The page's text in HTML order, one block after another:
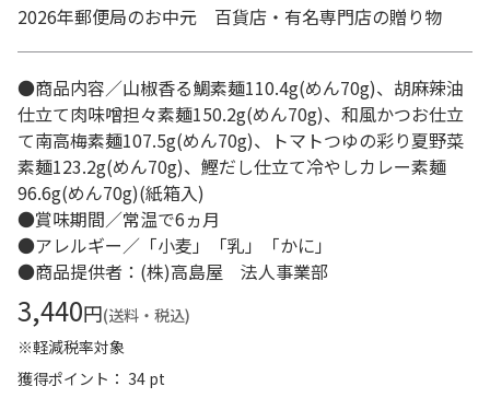
2026年郵便局のお中元 百貨店・有名専門店の贈り物
●商品内容／山椒香る鯛素麺110.4g(めん70g)、胡麻辣油
仕立て肉味噌担々素麺150.2g(めん70g)、和風かつお仕立
て南高梅素麺107.5g(めん70g)、トマトつゆの彩り夏野菜
素麺123.2g(めん70g)、鰹だし仕立て冷やしカレー素麺
96.6g(めん70g)(紙箱入)
●賞味期間／常温で6ヵ月
●アレルギー／「小麦」「乳」「かに」
●商品提供者：(株)高島屋 法人事業部
3,440円(送料・税込)
※軽減税率対象
獲得ポイント： 34 pt